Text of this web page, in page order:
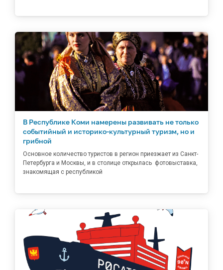
В Республике Коми намерены развивать не только
событийный и историко-культурный туризм, но и
грибной
Основное количество туристов в регион приезжает из Санкт-
Петербурга и Москвы, и в столице открылась фотовыставка,
знакомящая с республикой